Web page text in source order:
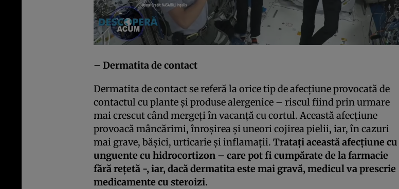
– Dermatita de contact
Dermatita de contact se referă la orice tip de afecţiune provocată de
contactul cu plante şi produse alergenice – riscul fiind prin urmare
mai crescut când mergeţi în vacanţă cu cortul. Această afecţiune
provoacă mâncărimi, înroşirea şi uneori cojirea pielii, iar, în cazuri
mai grave, băşici, urticarie şi inflamaţii. Trataţi această afecţiune cu
unguente cu hidrocortizon – care pot fi cumpărate de la farmacie
fără reţetă -, iar, dacă dermatita este mai gravă, medicul va prescrie
medicamente cu steroizi.